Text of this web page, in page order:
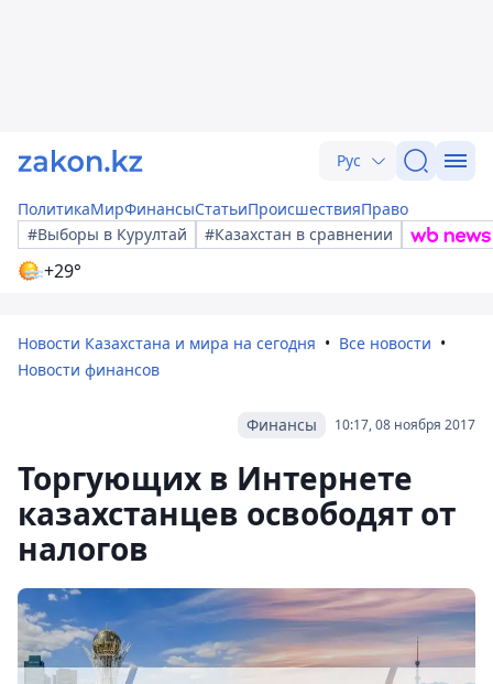
Рус
ПолитикаМирФинансыСтатьиПроисшествияПраво
#Выборы в Курултай
#Казахстан в сравнении
+29°
Новости Казахстана и мира на сегодня
Все новости
Новости финансов
10:17, 08 ноября 2017
Финансы
Торгующих в Интернете
казахстанцев освободят от
налогов